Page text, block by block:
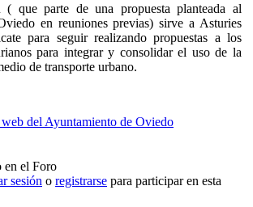
( que parte de una propuesta planteada al
en reuniones previas) sirve a Asturies
para seguir realizando propuestas a los
para integrar y consolidar el uso de la
de transporte urbano.
del Ayuntamiento de Oviedo
en el Foro
sesión o registrarse para participar en esta